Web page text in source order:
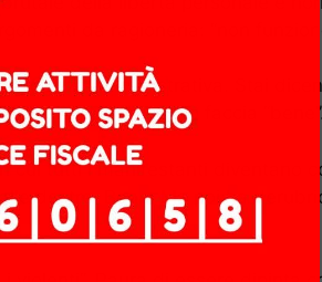
da ragioneria: “non
amministrativa. Stai
Basta che lo faccia “bene”.
cui tutti i manifestanti diventano
destre. Bene. Ma poi ha